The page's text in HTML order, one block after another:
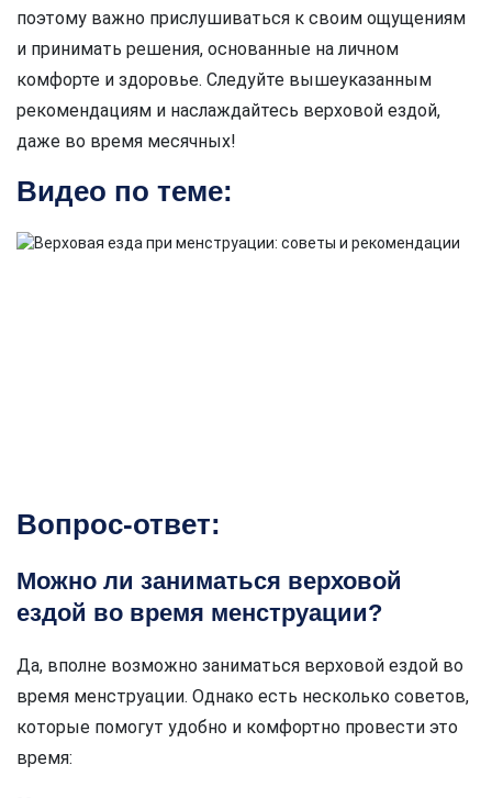
поэтому важно прислушиваться к своим ощущениям
и принимать решения, основанные на личном
комфорте и здоровье. Следуйте вышеуказанным
рекомендациям и наслаждайтесь верховой ездой,
даже во время месячных!
Видео по теме:
Вопрос-ответ:
Можно ли заниматься верховой
ездой во время менструации?
Да, вполне возможно заниматься верховой ездой во
время менструации. Однако есть несколько советов,
которые помогут удобно и комфортно провести это
время: